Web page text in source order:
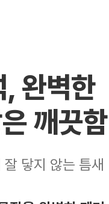
, 완벽한
깨끗함
닿지 않는 틈새